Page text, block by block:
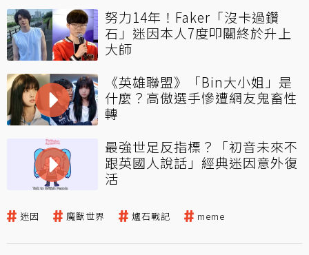
努力14年！Faker「沒卡過鑽
石」迷因本人7度叩關終於升上
大師
《英雄聯盟》「Bin大小姐」是
什麼？高傲選手慘遭網友鬼畜性
轉
最強世足反指標？「初音未來不
跟英國人說話」經典迷因意外復
活
迷因 魔獸世界 爐石戰記 meme